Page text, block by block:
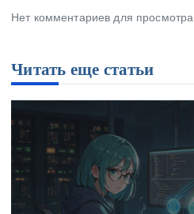
Нет комментариев для просмотра.
Читать еще статьи